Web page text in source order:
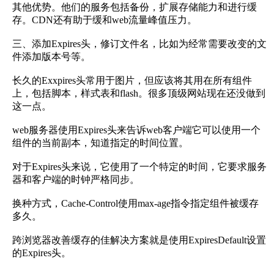
其他优势。他们的服务包括备份，扩展存储能力和进行缓
存。CDN还有助于缓和web流量峰值压力。
三、添加Expires头，修订文件名，比如为经常需要改变的文
件添加版本号等。
长久的Exxpires头常用于图片，但应该将其用在所有组件
上，包括脚本，样式表和flash。很多顶级网站现在还没做到
这一点。
web服务器使用Expires头来告诉web客户端它可以使用一个
组件的当前副本，知道指定的时间位置。
对于Expires头来说，它使用了一个特定的时间，它要求服务
器和客户端的时钟严格同步。
换种方式，Cache-Control使用max-age指令指定组件被缓存
多久。
跨浏览器改善缓存的佳解决方案就是使用ExpiresDefault设置
的Expires头。